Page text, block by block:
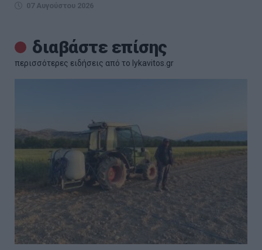
07 Αυγούστου 2026
διαβάστε επίσης
περισσότερες ειδήσεις από το lykavitos.gr